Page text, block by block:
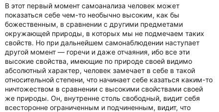
В этот первый момент самоанализа человек может
показаться себе чем-то необычно высоким, как бы
божественным, в сравнении с другими предметами
окружающей природы, в которых мы не подмечаем таких
свойств. Но при дальнейшем самонаблюдении наступает
другой момент — горечи и даже отчаяния, ибо все эти
высокие свойства, имеющие по природе своей видимо
абсолютный характер, человек замечает в себе в такой
относительной степени, что начинает себе казаться каким-то
ничтожеством в сравнении с высокими свойствами своей
же природы. Он, внутренне столь свободный, видит себя
всесторонне ограниченным и подчиненным, видит, что